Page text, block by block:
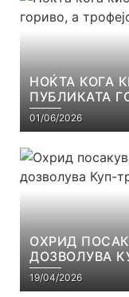
НОЌТА КОГА
ПУБЛИКАТА
РЕАЛНОСТ
01/06/2026
ОХРИД
ДОЗВОЛУВА
ОД СКОПЈЕ
19/04/2026